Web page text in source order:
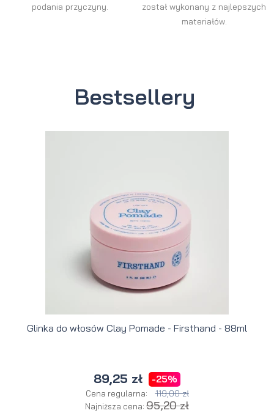
podania przyczyny.
został wykonany z najlepszych
materiałów.
Bestsellery
Glinka do włosów Clay Pomade - Firsthand - 88ml
89,25 zł -25%
Cena regularna: 119,00 zł
Najniższa cena: 95,20 zł